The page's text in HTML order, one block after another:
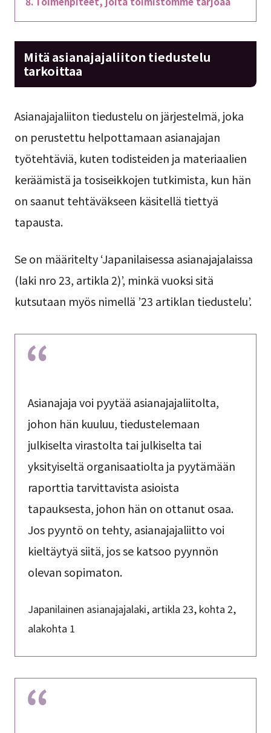
Mitä asianajajaliiton tiedustelu
tarkoittaa
Asianajajaliiton tiedustelu on järjestelmä, joka
on perustettu helpottamaan asianajajan
työtehtäviä, kuten todisteiden ja materiaalien
keräämistä ja tosiseikkojen tutkimista, kun hän
on saanut tehtäväkseen käsitellä tiettyä
tapausta.
Se on määritelty ‘Japanilaisessa asianajajalaissa
(laki nro 23, artikla 2)’, minkä vuoksi sitä
kutsutaan myös nimellä ’23 artiklan tiedustelu’.
Asianajaja voi pyytää asianajajaliitolta,
johon hän kuuluu, tiedustelemaan
julkiselta virastolta tai julkiselta tai
yksityiseltä organisaatiolta ja pyytämään
raporttia tarvittavista asioista
tapauksesta, johon hän on ottanut osaa.
Jos pyyntö on tehty, asianajajaliitto voi
kieltäytyä siitä, jos se katsoo pyynnön
olevan sopimaton.
Japanilainen asianajajalaki, artikla 23, kohta 2,
alakohta 1